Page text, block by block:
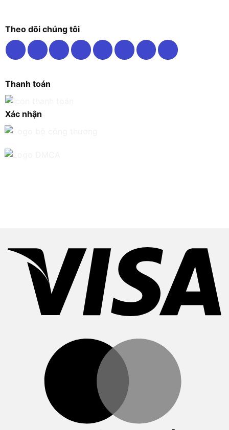
Theo dõi chúng tôi
Thanh toán
Xác nhận